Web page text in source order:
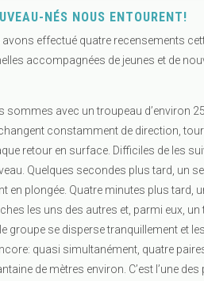
NÉS NOUS ENTOURENT!
effectué quatre recensements
accompagnées de jeunes et de
sommes avec un troupeau d’environ
constamment de direction,
retour en surface. Difficiles de les
Quelques secondes plus tard, un
en plongée. Quatre minutes plus tard,
les uns des autres et, parmi eux, un
groupe se disperse tranquillement et
quasi simultanément, quatre
de mètres environ. C’est l’une